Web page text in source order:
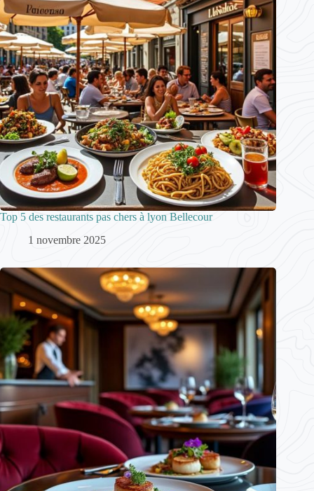
Top 5 des restaurants pas chers à lyon Bellecour
1 novembre 2025